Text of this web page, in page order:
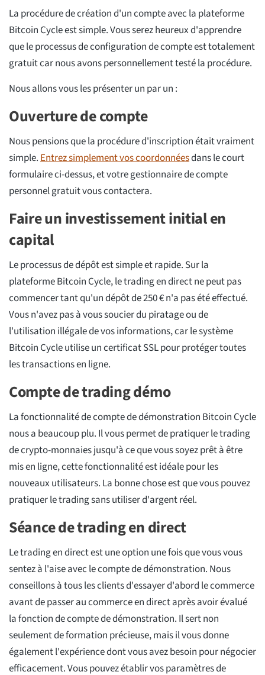
La procédure de création d'un compte avec la plateforme
Bitcoin Cycle est simple. Vous serez heureux d'apprendre
que le processus de configuration de compte est totalement
gratuit car nous avons personnellement testé la procédure.
Nous allons vous les présenter un par un :
Ouverture de compte
Nous pensions que la procédure d'inscription était vraiment
simple. Entrez simplement vos coordonnéesdans le court
formulaire ci-dessus, et votre gestionnaire de compte
personnel gratuit vous contactera.
Faire un investissement initial en
capital
Le processus de dépôt est simple et rapide. Sur la
plateforme Bitcoin Cycle, le trading en direct ne peut pas
commencer tant qu'un dépôt de 250 € n'a pas été effectué.
Vous n'avez pas à vous soucier du piratage ou de
l'utilisation illégale de vos informations, car le système
Bitcoin Cycle utilise un certificat SSL pour protéger toutes
les transactions en ligne.
Compte de trading démo
La fonctionnalité de compte de démonstration Bitcoin Cycle
nous a beaucoup plu. Il vous permet de pratiquer le trading
de crypto-monnaies jusqu'à ce que vous soyez prêt à être
mis en ligne, cette fonctionnalité est idéale pour les
nouveaux utilisateurs. La bonne chose est que vous pouvez
pratiquer le trading sans utiliser d'argent réel.
Séance de trading en direct
Le trading en direct est une option une fois que vous vous
sentez à l'aise avec le compte de démonstration. Nous
conseillons à tous les clients d'essayer d'abord le commerce
avant de passer au commerce en direct après avoir évalué
la fonction de compte de démonstration. Il sert non
seulement de formation précieuse, mais il vous donne
également l'expérience dont vous avez besoin pour négocier
efficacement. Vous pouvez établir vos paramètres de